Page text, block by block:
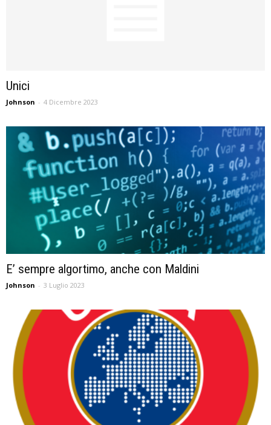
Unici
Johnson - 4 Dicembre 2023
E’ sempre algortimo, anche con Maldini
Johnson - 3 Luglio 2023